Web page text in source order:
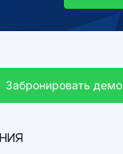
Забронировать демо